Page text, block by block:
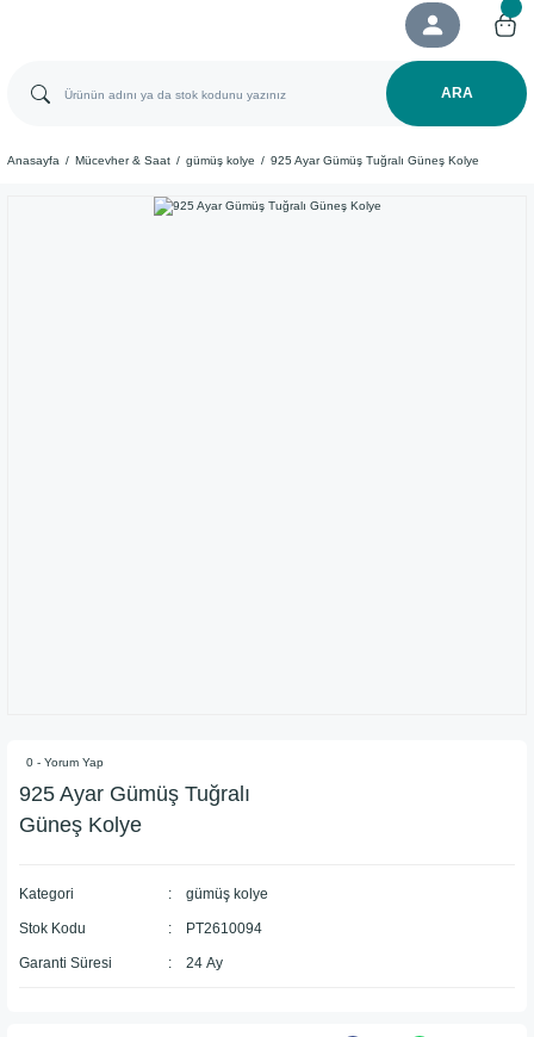
ARA
Anasayfa Mücevher & Saat gümüş kolye 925 Ayar Gümüş Tuğralı Güneş Kolye
0 - Yorum Yap
925 Ayar Gümüş Tuğralı
Güneş Kolye
Kategori gümüş kolye
Stok Kodu PT2610094
Garanti Süresi 24 Ay